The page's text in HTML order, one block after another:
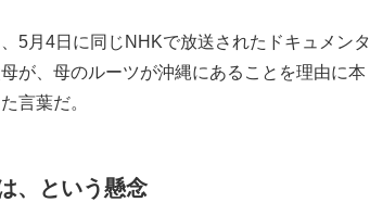
もっと見る
5月4日に同じNHKで放送されたドキュメンタ
が、母のルーツが沖縄にあることを理由に本
言葉だ。
、という懸念